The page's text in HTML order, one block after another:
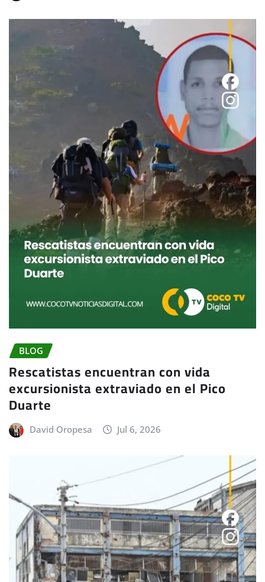
BLOG
Rescatistas encuentran con vida
excursionista extraviado en el Pico
Duarte
David Oropesa Jul 6, 2026